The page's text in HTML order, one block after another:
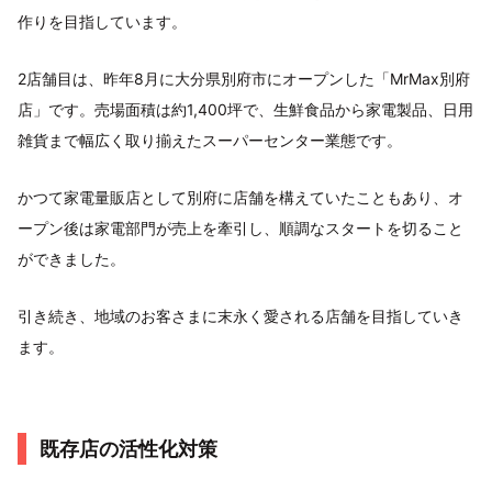
作りを目指しています。
2店舗目は、昨年8月に大分県別府市にオープンした「MrMax別府
店」です。売場面積は約1,400坪で、生鮮食品から家電製品、日用
雑貨まで幅広く取り揃えたスーパーセンター業態です。
かつて家電量販店として別府に店舗を構えていたこともあり、オ
ープン後は家電部門が売上を牽引し、順調なスタートを切ること
ができました。
引き続き、地域のお客さまに末永く愛される店舗を目指していき
ます。
既存店の活性化対策